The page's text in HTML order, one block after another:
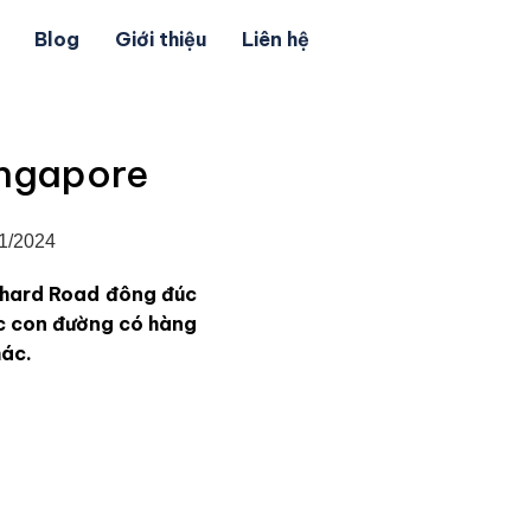
Blog Giới thiệu Liên hệ
2024
Road đông đúc
con đường có hàng